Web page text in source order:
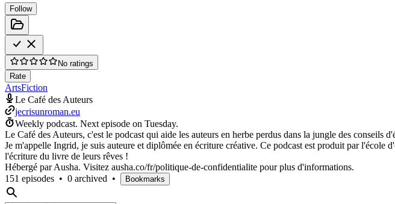
Follow
No ratings
Rate
ArtsFiction
Le Café des Auteurs
jecrisunroman.eu
Weekly podcast. Next episode on Tuesday.
Le Café des Auteurs, c'est le podcast qui aide les auteurs en herbe perdus dans la jungle des
Je m'appelle Ingrid, je suis auteure et diplômée en écriture créative. Ce podcast est produit par
l'écriture du livre de leurs rêves !
Hébergé par Ausha. Visitez ausha.co/fr/politique-de-confidentialite pour plus d'informations.
151 episodes • 0 archived • Bookmarks